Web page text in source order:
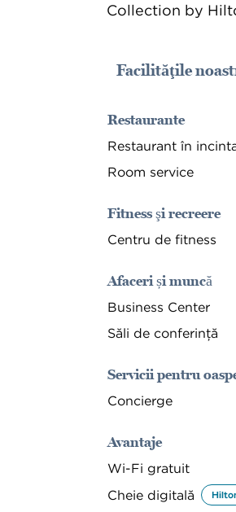
Collection by
Facilităţile
Restaurante
Restaurant în
Room service
Fitness şi recreere
Centru de fitness
Afaceri și muncă
Business Center
Săli de conferință
Servicii pentru
Concierge
Avantaje
Wi-Fi gratuit
Cheie digitală